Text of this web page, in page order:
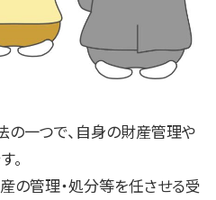
一つで、自身の財産管理や
。
の管理・処分等を任させる受